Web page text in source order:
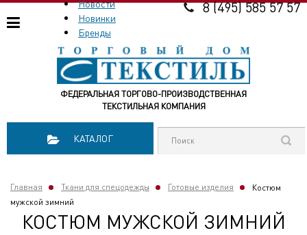
ФЕДЕРАЛЬНАЯ ТОРГОВО-ПРОИЗВОДСТВЕННАЯ
ТЕКСТИЛЬНАЯ КОМПАНИЯ
Новости
Новинки
Бренды
8 (495) 585 57 57
КАТАЛОГ
Главная Ткани для спецодежды Готовые изделия
Костюм
мужской зимний
КОСТЮМ МУЖСКОЙ ЗИМНИЙ